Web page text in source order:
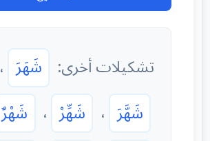
تشكيلات أخرى: شَهَرَ ،
شَهَّرَ ، شَهِّرْ ، شَهْرٌ